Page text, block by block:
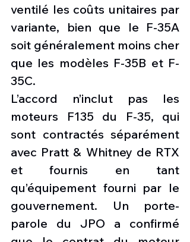
ventilé les coûts unitaires par
variante, bien que le F-35A
soit généralement moins cher
que les modèles F-35B et F-
35C.
L’accord n’inclut pas les
moteurs F135 du F-35, qui
sont contractés séparément
avec Pratt & Whitney de RTX
et fournis en tant
qu’équipement fourni par le
gouvernement. Un porte-
parole du JPO a confirmé